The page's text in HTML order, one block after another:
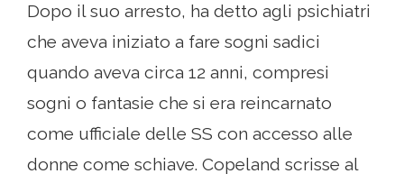
Dopo il suo arresto, ha detto agli psichiatri
che aveva iniziato a fare sogni sadici
quando aveva circa 12 anni, compresi
sogni o fantasie che si era reincarnato
come ufficiale delle SS con accesso alle
donne come schiave. Copeland scrisse al